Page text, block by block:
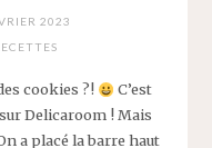
2023
cookies ?!
C’est
Delicaroom ! Mais
a placé la barre haut